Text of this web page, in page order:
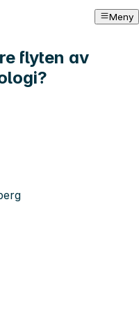
Meny
flyten av